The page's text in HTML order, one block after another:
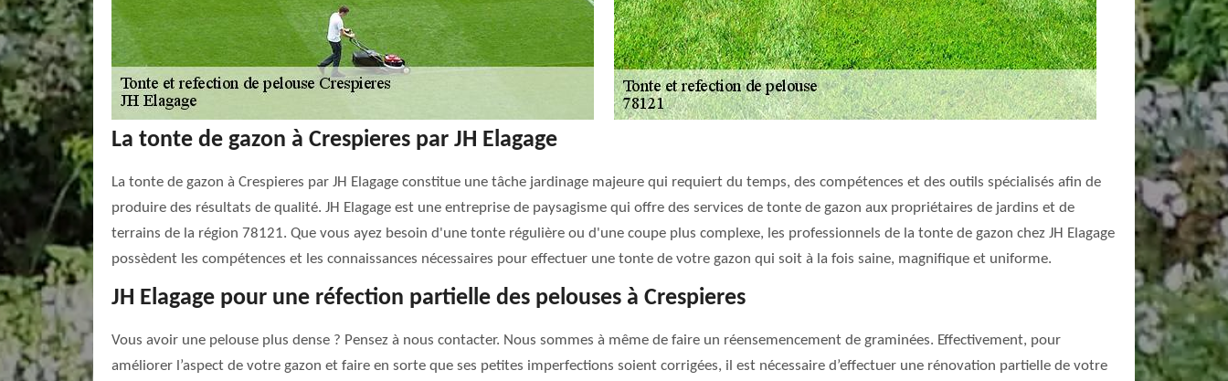
La tonte de gazon à Crespieres par JH Elagage
La tonte de gazon à Crespieres par JH Elagage constitue une tâche jardinage majeure qui requiert du temps, des compétences et des outils spécialisés afin de
produire des résultats de qualité. JH Elagage est une entreprise de paysagisme qui offre des services de tonte de gazon aux propriétaires de jardins et de
terrains de la région 78121. Que vous ayez besoin d'une tonte régulière ou d'une coupe plus complexe, les professionnels de la tonte de gazon chez JH Elagage
possèdent les compétences et les connaissances nécessaires pour effectuer une tonte de votre gazon qui soit à la fois saine, magnifique et uniforme.
JH Elagage pour une réfection partielle des pelouses à Crespieres
Vous avoir une pelouse plus dense ? Pensez à nous contacter. Nous sommes à même de faire un réensemencement de graminées. Effectivement, pour
améliorer l’aspect de votre gazon et faire en sorte que ses petites imperfections soient corrigées, il est nécessaire d’effectuer une rénovation partielle de votre